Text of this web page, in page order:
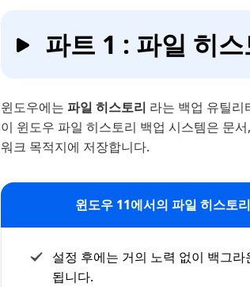
파트 1 : 파일 히
윈도우에는 파일 히스토리 라는 백업 유틸리
이 윈도우 파일 히스토리 백업 시스템은 문
워크 목적지에 저장합니다.
윈도우 11에서의 파일 히스토
설정 후에는 거의 노력 없이 백그라
됩니다.